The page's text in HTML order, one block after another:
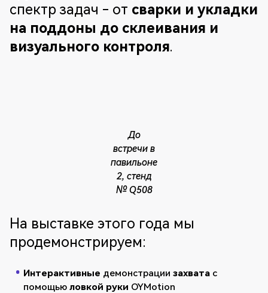
спектр задач - от сварки и укладки
на поддоны до склеивания и
визуального контроля.
До
встречи в
павильоне
2, стенд
№ Q508
На выставке этого года мы
продемонстрируем:
Интерактивные демонстрациизахвата с
помощьюловкой руки OYMotion